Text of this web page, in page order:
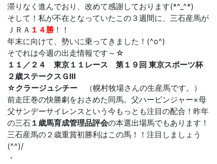
滞りなく進んでおり、改めて感謝しております(*^_^*)
そして！私が不在となっていたこの３週間に、三石産馬が
ＪＲＡ １４勝 ！！
年末に向けて、勢いに乗ってきました！(^o^)
そでれは今週の出走情報です～☆
１１／２４ 東京１１レース 第１９回 東京スポーツ杯
２歳ステークスＧⅢ
☆クラージュシチー
（幌村牧場さんの生産馬です。）
前走圧巻の快勝劇をおさめた同馬。父ハービンジャー×母
父サンデーサイレンスという今もっとも注目の配合！昨年
の三石 １歳馬育成管理品評会の本選出場馬でもあります！
三石産馬の２歳重賞初勝利はこの馬！！注目しましょう
(^^)/
・